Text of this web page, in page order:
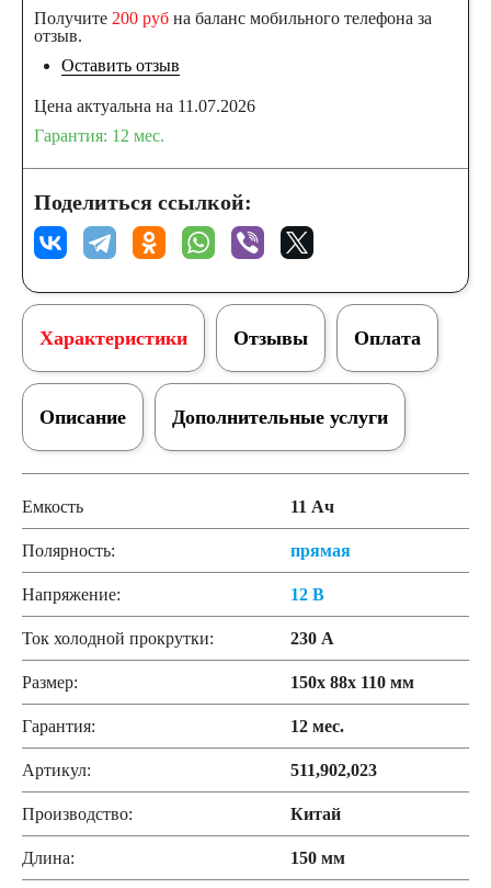
Получите 200 руб на баланс мобильного телефона за
отзыв.
Оставить отзыв
Цена актуальна на 11.07.2026
Гарантия: 12 мес.
Поделиться ссылкой:
Характеристики
Дополнительные услуги
Отзывы Оплата
Описание
Емкость 11 Ач
Полярность: прямая
Напряжение: 12 В
Ток холодной прокрутки: 230 А
Размер: 150x 88x 110 мм
Гарантия: 12 мес.
Артикул: 511,902,023
Производство: Китай
Длина: 150 мм